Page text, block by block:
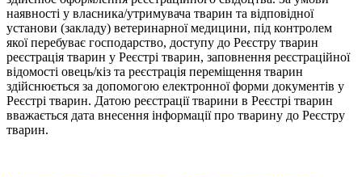
наявності у власника/утримувача тварин та відповідної
установи (закладу) ветеринарної медицини, під контролем
якої перебуває господарство, доступу до Реєстру тварин
реєстрація тварин у Реєстрі тварин, заповнення реєстраційної
відомості овець/кіз та реєстрація переміщення тварин
здійснюється за допомогою електронної форми документів у
Реєстрі тварин. Датою реєстрації тварини в Реєстрі тварин
вважається дата внесення інформації про тварину до Реєстру
тварин.